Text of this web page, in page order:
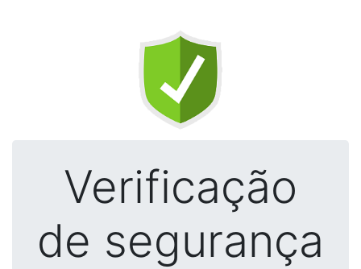
Verificação
de segurança